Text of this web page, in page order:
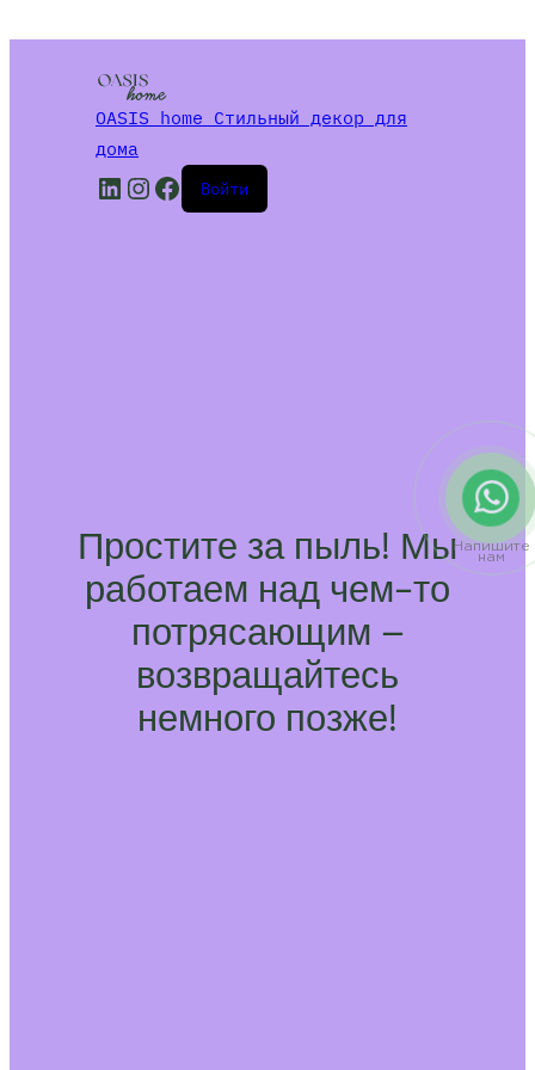
OASIS home Стильный декор для
дома
LinkedIn
Instagram
Facebook
Войти
Простите за пыль! Мы
работаем над чем-то
потрясающим –
возвращайтесь
немного позже!
Напишите
нам